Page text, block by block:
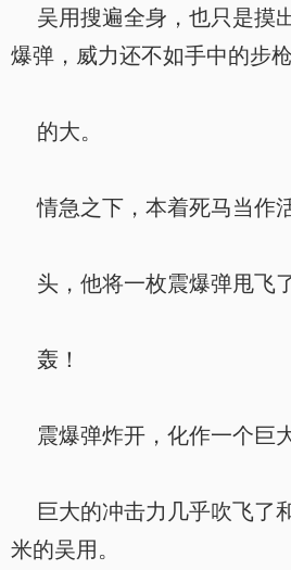
吴用搜遍全身，也只是摸
爆弹，威力还不如手中的步
的大。
情急之下，本着死马当作
头，他将一枚震爆弹甩飞了
轰！
震爆弹炸开，化作一个巨
巨大的冲击力几乎吹飞了
米的吴用。